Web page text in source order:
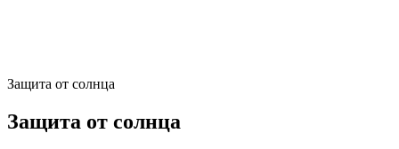
Защита от солнца
Защита от солнца